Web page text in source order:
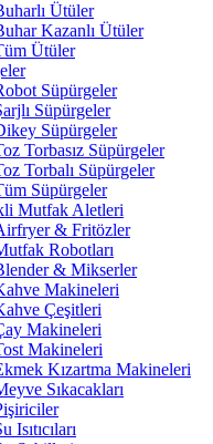
Ütüler
Kazanlı Ütüler
Ütüler
Süpürgeler
Süpürgeler
Süpürgeler
Torbasız Süpürgeler
Torbalı Süpürgeler
Süpürgeler
Mutfak Aletleri
& Fritözler
Robotları
& Mikserler
Makineleri
Çeşitleri
Makineleri
Makineleri
Kızartma Makineleri
Sıkacakları
Isıtıcıları